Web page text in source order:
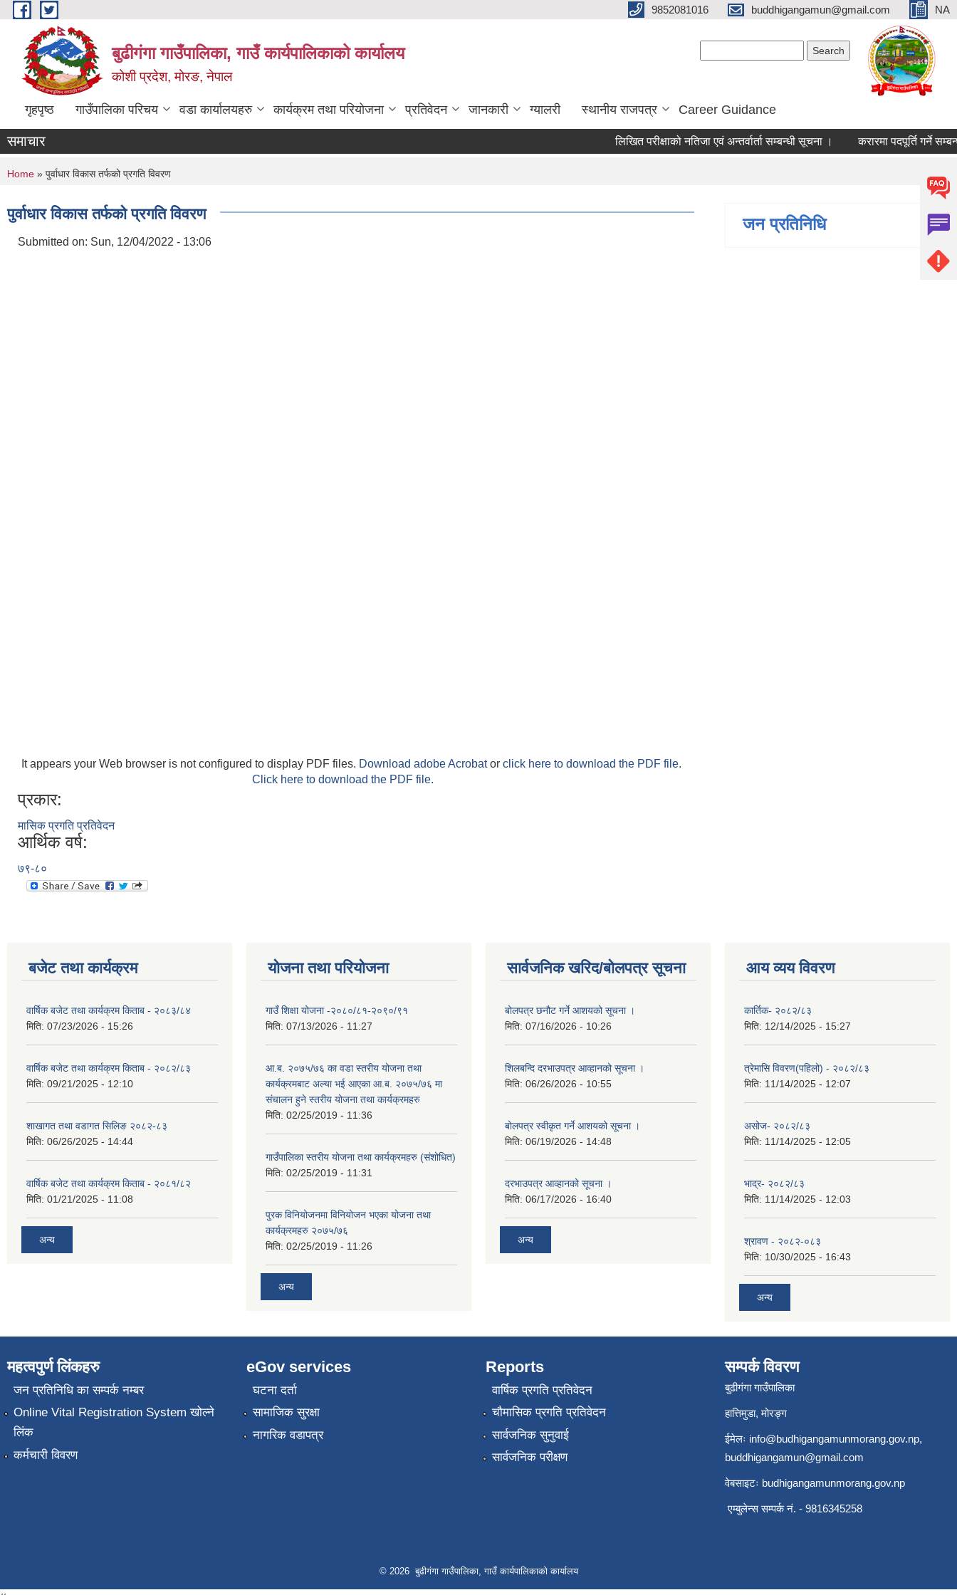
Skip to main content 9852081016 buddhigangamun@gmail.com NA
बुढीगंगा गाउँपालिका, गाउँ कार्यपालिकाको कार्यालय
कोशी प्रदेश, मोरङ, नेपाल
गृहपृष्ठ गाउँपालिका परिचय वडा कार्यालयहरु कार्यक्रम तथा परियोजना प्रतिवेदन जानकारी ग्यालरी स्थानीय राजपत्र Career Guidance
समाचार लिखित परीक्षाको नतिजा एवं अन्तर्वार्ता सम्बन्धी सूचना । करारमा पदपूर्ति गर्ने
You are here
Home » पुर्वाधार विकास तर्फको प्रगति विवरण
पुर्वाधार विकास तर्फको प्रगति विवरण
Submitted on: Sun, 12/04/2022 - 13:06
It appears your Web browser is not configured to display PDF files. Download adobe Acrobator click here to download the PDF file.
Click here to download the PDF file.
प्रकार:
मासिक प्रगति प्रतिवेदन
आर्थिक वर्ष:
७९-८०
जन प्रतिनिधि
बजेट तथा कार्यक्रम
वार्षिक बजेट तथा कार्यक्रम किताब - २०८३/८४
मिति: 07/23/2026 - 15:26
वार्षिक बजेट तथा कार्यक्रम किताब - २०८२/८३
मिति: 09/21/2025 - 12:10
शाखागत तथा वडागत सिलिङ २०८२-८३
मिति: 06/26/2025 - 14:44
वार्षिक बजेट तथा कार्यक्रम किताब - २०८१/८२
मिति: 01/21/2025 - 11:08
अन्य
योजना तथा परियोजना
गाउँ शिक्षा योजना -२०८०/८१-२०९०/९१
मिति: 07/13/2026 - 11:27
आ.ब. २०७५/७६ का वडा स्तरीय योजना तथा
कार्यक्रमबाट अल्या भई आएका आ.ब. २०७५/७६ मा
स‌ंचालन हुने स्तरीय योजना तथा कार्यक्रमहरु
मिति: 02/25/2019 - 11:36
गाउँपालिका स्तरीय योजना तथा कार्यक्रमहरु (स‌ंशोधित)
मिति: 02/25/2019 - 11:31
पुरक विनियोजनमा विनियोजन भएका योजना तथा
कार्यक्रमहरु २०७५/७६
मिति: 02/25/2019 - 11:26
अन्य
सार्वजनिक खरिद/बोलपत्र सूचना
बोलपत्र छनौट गर्ने आशयको सूचना ।
मिति: 07/16/2026 - 10:26
शिलबन्दि दरभाउपत्र आव्हानको सूचना ।
मिति: 06/26/2026 - 10:55
बोलपत्र स्वीकृत गर्ने आशयको सूचना ।
मिति: 06/19/2026 - 14:48
दरभाउपत्र आव्हानको सूचना ।
मिति: 06/17/2026 - 16:40
अन्य
आय व्यय विवरण
कार्तिक- २०८२/८३
मिति: 12/14/2025 - 15:27
त्रेमासि विवरण(पहिलो) - २०८२/८३
मिति: 11/14/2025 - 12:07
असोज- २०८२/८३
मिति: 11/14/2025 - 12:05
भाद्र- २०८२/८३
मिति: 11/14/2025 - 12:03
श्रावण - २०८२-०८३
मिति: 10/30/2025 - 16:43
अन्य
महत्वपुर्ण लिंकहरु
जन प्रतिनिधि का सम्पर्क नम्बर
Online Vital Registration System खोल्ने
लिंक
कर्मचारी विवरण
eGov services
घटना दर्ता
सामाजिक सुरक्षा
नागरिक वडापत्र
Reports
वार्षिक प्रगति प्रतिवेदन
चौमासिक प्रगति प्रतिवेदन
सार्वजनिक सुनुवाई
सार्वजनिक परीक्षण
सम्पर्क विवरण
बुढीगंगा गाउँपालिका
हात्तिमुडा, मोरङ्ग
ईमेलः info@budhigangamunmorang.gov.np,
buddhigangamun@gmail.com
वेबसाइटः budhigangamunmorang.gov.np
एम्बुलेन्स सम्पर्क नं. - 9816345258
© 2026 बुढीगंगा गाउँपालिका, गाउँ कार्यपालिकाको कार्यालय